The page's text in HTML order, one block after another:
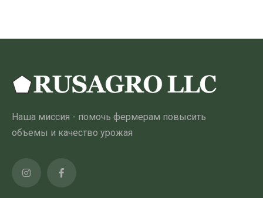
можно
выбрать
странице
товара
Наша миссия - помочь фермерам повысить
объемы и качество урожая